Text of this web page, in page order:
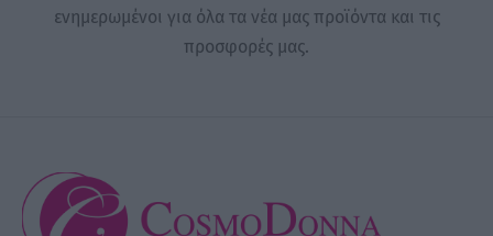
ενημερωμένοι για όλα τα νέα μας προϊόντα και τις
προσφορές μας.